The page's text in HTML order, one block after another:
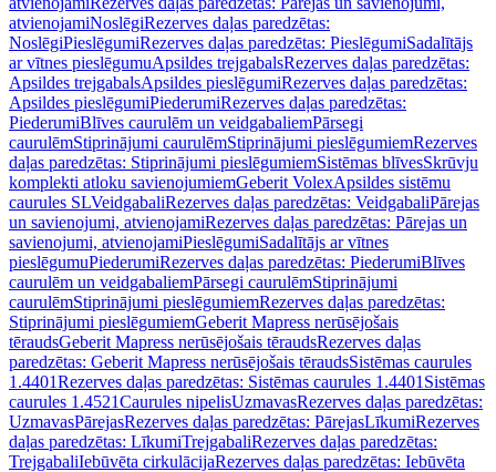
atvienojamiNoslēgiRezerves daļas paredzētas:
NoslēgiPieslēgumiRezerves daļas paredzētas: PieslēgumiSadalītājs
ar vītnes pieslēgumuApsildes trejgabalsRezerves daļas paredzētas:
Apsildes trejgabalsApsildes pieslēgumiRezerves daļas paredzētas:
Apsildes pieslēgumiPiederumiRezerves daļas paredzētas:
PiederumiBlīves caurulēm un veidgabaliemPārsegi
caurulēmStiprinājumi caurulēmStiprinājumi pieslēgumiemRezerves
daļas paredzētas: Stiprinājumi pieslēgumiemSistēmas blīvesSkrūvju
komplekti atloku savienojumiemGeberit VolexApsildes sistēmu
caurules SLVeidgabaliRezerves daļas paredzētas: VeidgabaliPārejas
un savienojumi, atvienojamiRezerves daļas paredzētas: Pārejas un
savienojumi, atvienojamiPieslēgumiSadalītājs ar vītnes
pieslēgumuPiederumiRezerves daļas paredzētas: PiederumiBlīves
caurulēm un veidgabaliemPārsegi caurulēmStiprinājumi
caurulēmStiprinājumi pieslēgumiemRezerves daļas paredzētas:
Stiprinājumi pieslēgumiemGeberit Mapress nerūsējošais
tēraudsGeberit Mapress nerūsējošais tēraudsRezerves daļas
paredzētas: Geberit Mapress nerūsējošais tēraudsSistēmas caurules
1.4401Rezerves daļas paredzētas: Sistēmas caurules 1.4401 Sistēmas
caurules 1.4521Caurules nipelisUzmavasRezerves daļas paredzētas:
UzmavasPārejasRezerves daļas paredzētas: PārejasLīkumiRezerves
daļas paredzētas: LīkumiTrejgabaliRezerves daļas paredzētas:
TrejgabaliIebūvēta cirkulācijaRezerves daļas paredzētas: Iebūvēta